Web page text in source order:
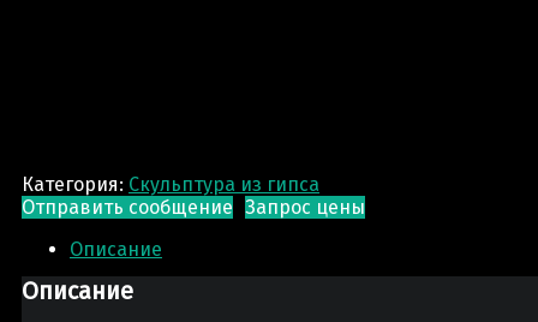
Категория: Скульптура из гипса
Отправить сообщение Запрос цены
Описание
Описание